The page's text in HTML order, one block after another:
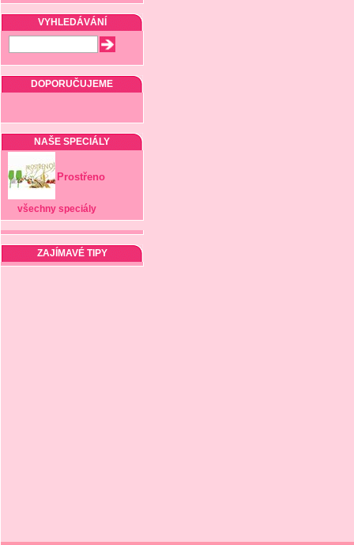
VYHLEDÁVÁNÍ
DOPORUČUJEME
NAŠE SPECIÁLY
Prostřeno
všechny speciály
ZAJÍMAVÉ TIPY